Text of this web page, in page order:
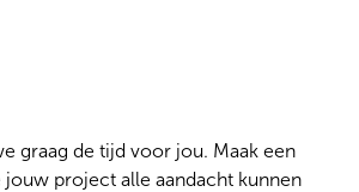
graag de tijd voor jou. Maak een
jouw project alle aandacht kunnen